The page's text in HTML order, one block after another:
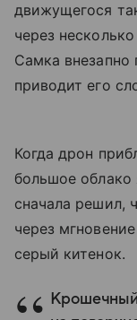
движущегося
через
Самка внезапно
приводит его
Когда дрон
большое
сначала решил,
через
серый китенок.